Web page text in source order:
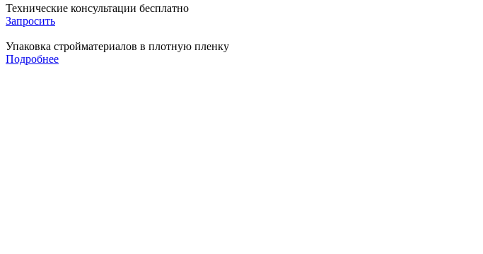
Технические консультации бесплатно
Запросить
Упаковка стройматериалов в плотную пленку
Подробнее